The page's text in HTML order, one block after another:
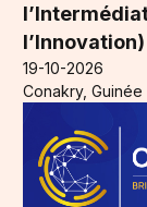
19-10-2026
Conakry, Guinée